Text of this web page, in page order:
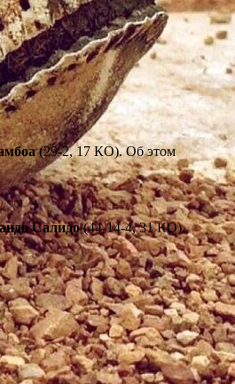
(29-2, 17 КО). Об этом
Салидо(44-14-4, 31 КО).